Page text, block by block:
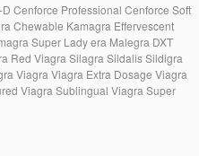
Cenforce Professional Cenforce Soft
Chewable Kamagra Effervescent
Super Lady era Malegra DXT
Red Viagra Silagra Sildalis Sildigra
Viagra Viagra Extra Dosage Viagra
Viagra Sublingual Viagra Super